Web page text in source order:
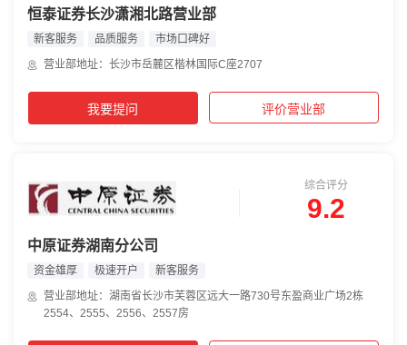
恒泰证券长沙潇湘北路营业部
新客服务 品质服务
市场口碑好
营业部地址：长沙市岳麓区楷林国际C座2707
我要提问 评价营业部
综合评分
9.2
中原证券湖南分公司
资金雄厚 极速开户
新客服务
营业部地址：湖南省长沙市芙蓉区远大一路730号东盈商业广场2栋
2554、2555、2556、2557房